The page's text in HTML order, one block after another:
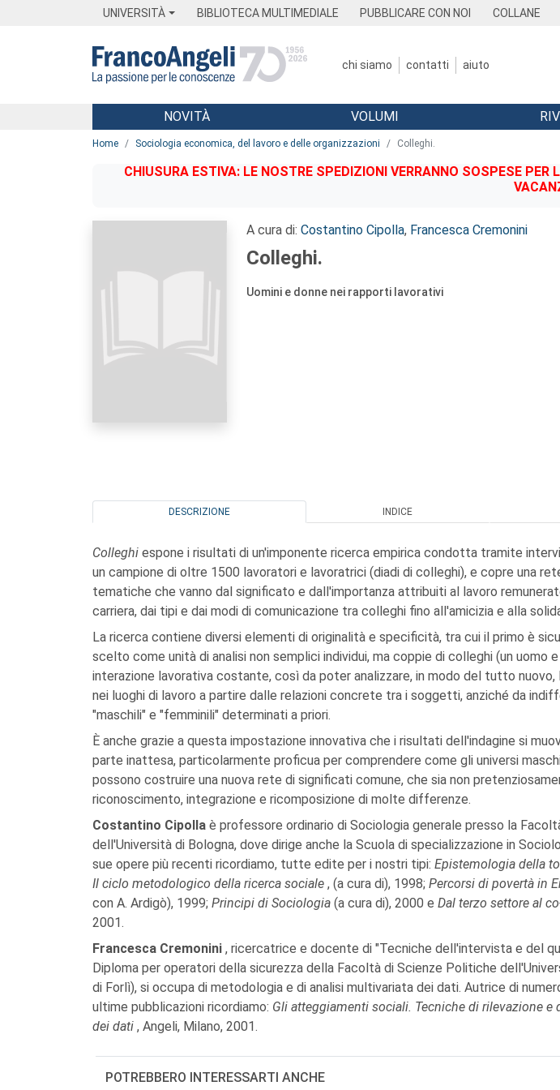
UNIVERSITÀ BIBLIOTECA MULTIMEDIALE PUBBLICARE CON NOI COLLANE
chi siamo contatti aiuto
Menu
NOVITÀ VOLUMI
Home Sociologia economica, del lavoro e delle organizzazioni Colleghi.
CHIUSURA ESTIVA: LE NOSTRE SPEDIZIONI VERRANNO SOSPESE
A cura di: Costantino Cipolla, Francesca Cremonini
Colleghi.
Uomini e donne nei rapporti lavorativi
DESCRIZIONE INDICE
Colleghi espone i risultati di un'imponente ricerca empirica condotta tramite
un campione di oltre 1500 lavoratori e lavoratrici (diadi di colleghi), e copre una
tematiche che vanno dal significato e dall'importanza attribuiti al lavoro
carriera, dai tipi e dai modi di comunicazione tra colleghi fino all'amicizia e alla
La ricerca contiene diversi elementi di originalità e specificità, tra cui il primo è
scelto come unità di analisi non semplici individui, ma coppie di colleghi (un uomo e
interazione lavorativa costante, così da poter analizzare, in modo del tutto
nei luoghi di lavoro a partire dalle relazioni concrete tra i soggetti, anziché da
"maschili" e "femminili" determinati a priori.
È anche grazie a questa impostazione innovativa che i risultati dell'indagine si
parte inattesa, particolarmente proficua per comprendere come gli universi
possono costruire una nuova rete di significati comune, che sia non
riconoscimento, integrazione e ricomposizione di molte differenze.
Costantino Cipolla è professore ordinario di Sociologia generale presso la
dell'Università di Bologna, dove dirige anche la Scuola di specializzazione in
sue opere più recenti ricordiamo, tutte edite per i nostri tipi: Epistemologia della
Il ciclo metodologico della ricerca sociale , (a cura di), 1998; Percorsi di povertà in
con A. Ardigò), 1999; Principi di Sociologia (a cura di), 2000 e Dal terzo settore al
2001.
Francesca Cremonini , ricercatrice e docente di "Tecniche dell'intervista e del
Diploma per operatori della sicurezza della Facoltà di Scienze Politiche
di Forlì), si occupa di metodologia e di analisi multivariata dei dati. Autrice di
ultime pubblicazioni ricordiamo: Gli atteggiamenti sociali. Tecniche di rilevazione e
dei dati , Angeli, Milano, 2001.
POTREBBERO INTERESSARTI ANCHE